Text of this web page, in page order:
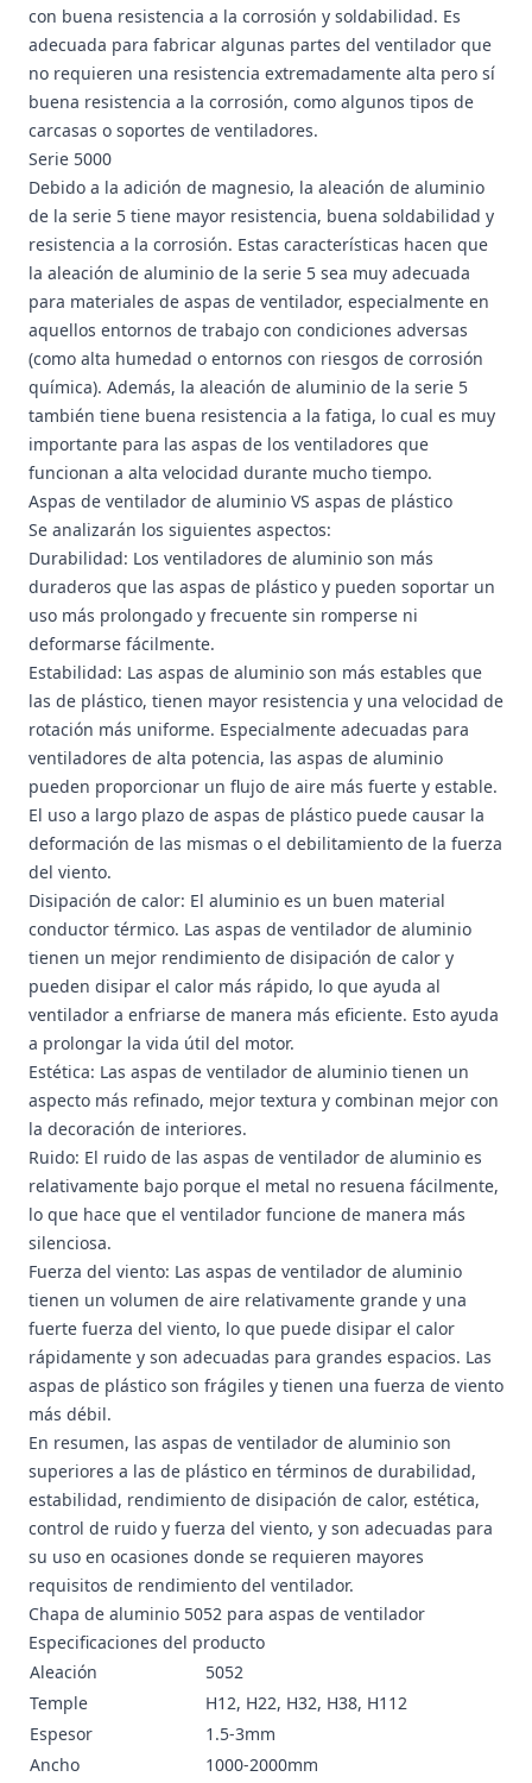
con buena resistencia a la corrosión y soldabilidad. Es
adecuada para fabricar algunas partes del ventilador que
no requieren una resistencia extremadamente alta pero sí
buena resistencia a la corrosión, como algunos tipos de
carcasas o soportes de ventiladores.
Serie 5000
Debido a la adición de magnesio, la aleación de aluminio
de la serie 5 tiene mayor resistencia, buena soldabilidad y
resistencia a la corrosión. Estas características hacen que
la aleación de aluminio de la serie 5 sea muy adecuada
para materiales de aspas de ventilador, especialmente en
aquellos entornos de trabajo con condiciones adversas
(como alta humedad o entornos con riesgos de corrosión
química). Además, la aleación de aluminio de la serie 5
también tiene buena resistencia a la fatiga, lo cual es muy
importante para las aspas de los ventiladores que
funcionan a alta velocidad durante mucho tiempo.
Aspas de ventilador de aluminio VS aspas de plástico
Se analizarán los siguientes aspectos:
Durabilidad: Los ventiladores de aluminio son más
duraderos que las aspas de plástico y pueden soportar un
uso más prolongado y frecuente sin romperse ni
deformarse fácilmente.
Estabilidad: Las aspas de aluminio son más estables que
las de plástico, tienen mayor resistencia y una velocidad de
rotación más uniforme. Especialmente adecuadas para
ventiladores de alta potencia, las aspas de aluminio
pueden proporcionar un flujo de aire más fuerte y estable.
El uso a largo plazo de aspas de plástico puede causar la
deformación de las mismas o el debilitamiento de la fuerza
del viento.
Disipación de calor: El aluminio es un buen material
conductor térmico. Las aspas de ventilador de aluminio
tienen un mejor rendimiento de disipación de calor y
pueden disipar el calor más rápido, lo que ayuda al
ventilador a enfriarse de manera más eficiente. Esto ayuda
a prolongar la vida útil del motor.
Estética: Las aspas de ventilador de aluminio tienen un
aspecto más refinado, mejor textura y combinan mejor con
la decoración de interiores.
Ruido: El ruido de las aspas de ventilador de aluminio es
relativamente bajo porque el metal no resuena fácilmente,
lo que hace que el ventilador funcione de manera más
silenciosa.
Fuerza del viento: Las aspas de ventilador de aluminio
tienen un volumen de aire relativamente grande y una
fuerte fuerza del viento, lo que puede disipar el calor
rápidamente y son adecuadas para grandes espacios. Las
aspas de plástico son frágiles y tienen una fuerza de viento
más débil.
En resumen, las aspas de ventilador de aluminio son
superiores a las de plástico en términos de durabilidad,
estabilidad, rendimiento de disipación de calor, estética,
control de ruido y fuerza del viento, y son adecuadas para
su uso en ocasiones donde se requieren mayores
requisitos de rendimiento del ventilador.
Chapa de aluminio 5052 para aspas de ventilador
Especificaciones del producto
Aleación
5052
Temple
H12, H22, H32, H38, H112
Espesor
1.5-3mm
Ancho
1000-2000mm